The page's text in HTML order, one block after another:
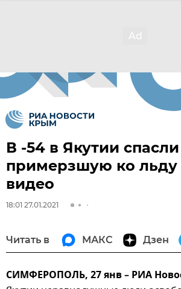
В -54 в Якутии спасли
примерзшую ко льду
видео
18:01 27.01.2021
Читать в МАКС Дзен
СИМФЕРОПОЛЬ, 27 янв – РИА